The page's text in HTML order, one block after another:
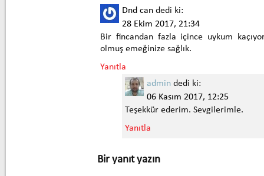
Dnd can dedi ki:
28 Ekim 2017, 21:34
Bir fincandan fazla içince uykum
olmuş emeğinize sağlık.
Yanıtla
admin dedi ki:
06 Kasım 2017, 12:25
Teşekkür ederim. Sevgilerimle.
Yanıtla
Bir yanıt yazın